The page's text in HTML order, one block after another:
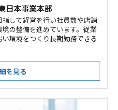
日本事業本部
して経営を行い社員数や店舗
の整備を進めています。従業
環境をつくり長期勤務できる
を見る